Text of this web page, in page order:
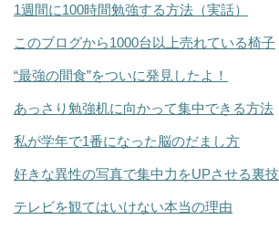
1週間に100時間勉強する方法（実話）
このブログから1000台以上売れている椅子
“最強の間食”をついに発見したよ！
あっさり勉強机に向かって集中できる方法
私が学年で1番になった脳のだまし方
好きな異性の写真で集中力をUPさせる裏技
テレビを観てはいけない本当の理由